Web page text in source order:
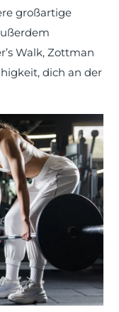
großartige
Walk, Zottman
dich an der